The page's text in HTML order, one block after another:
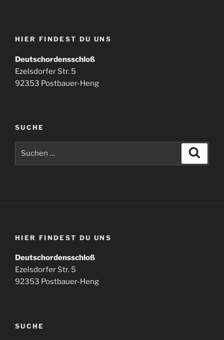
HIER FINDEST DU UNS
Deutschordensschloß
Ezelsdorfer Str. 5
92353 Postbauer-Heng
SUCHE
HIER FINDEST DU UNS
Deutschordensschloß
Ezelsdorfer Str. 5
92353 Postbauer-Heng
SUCHE